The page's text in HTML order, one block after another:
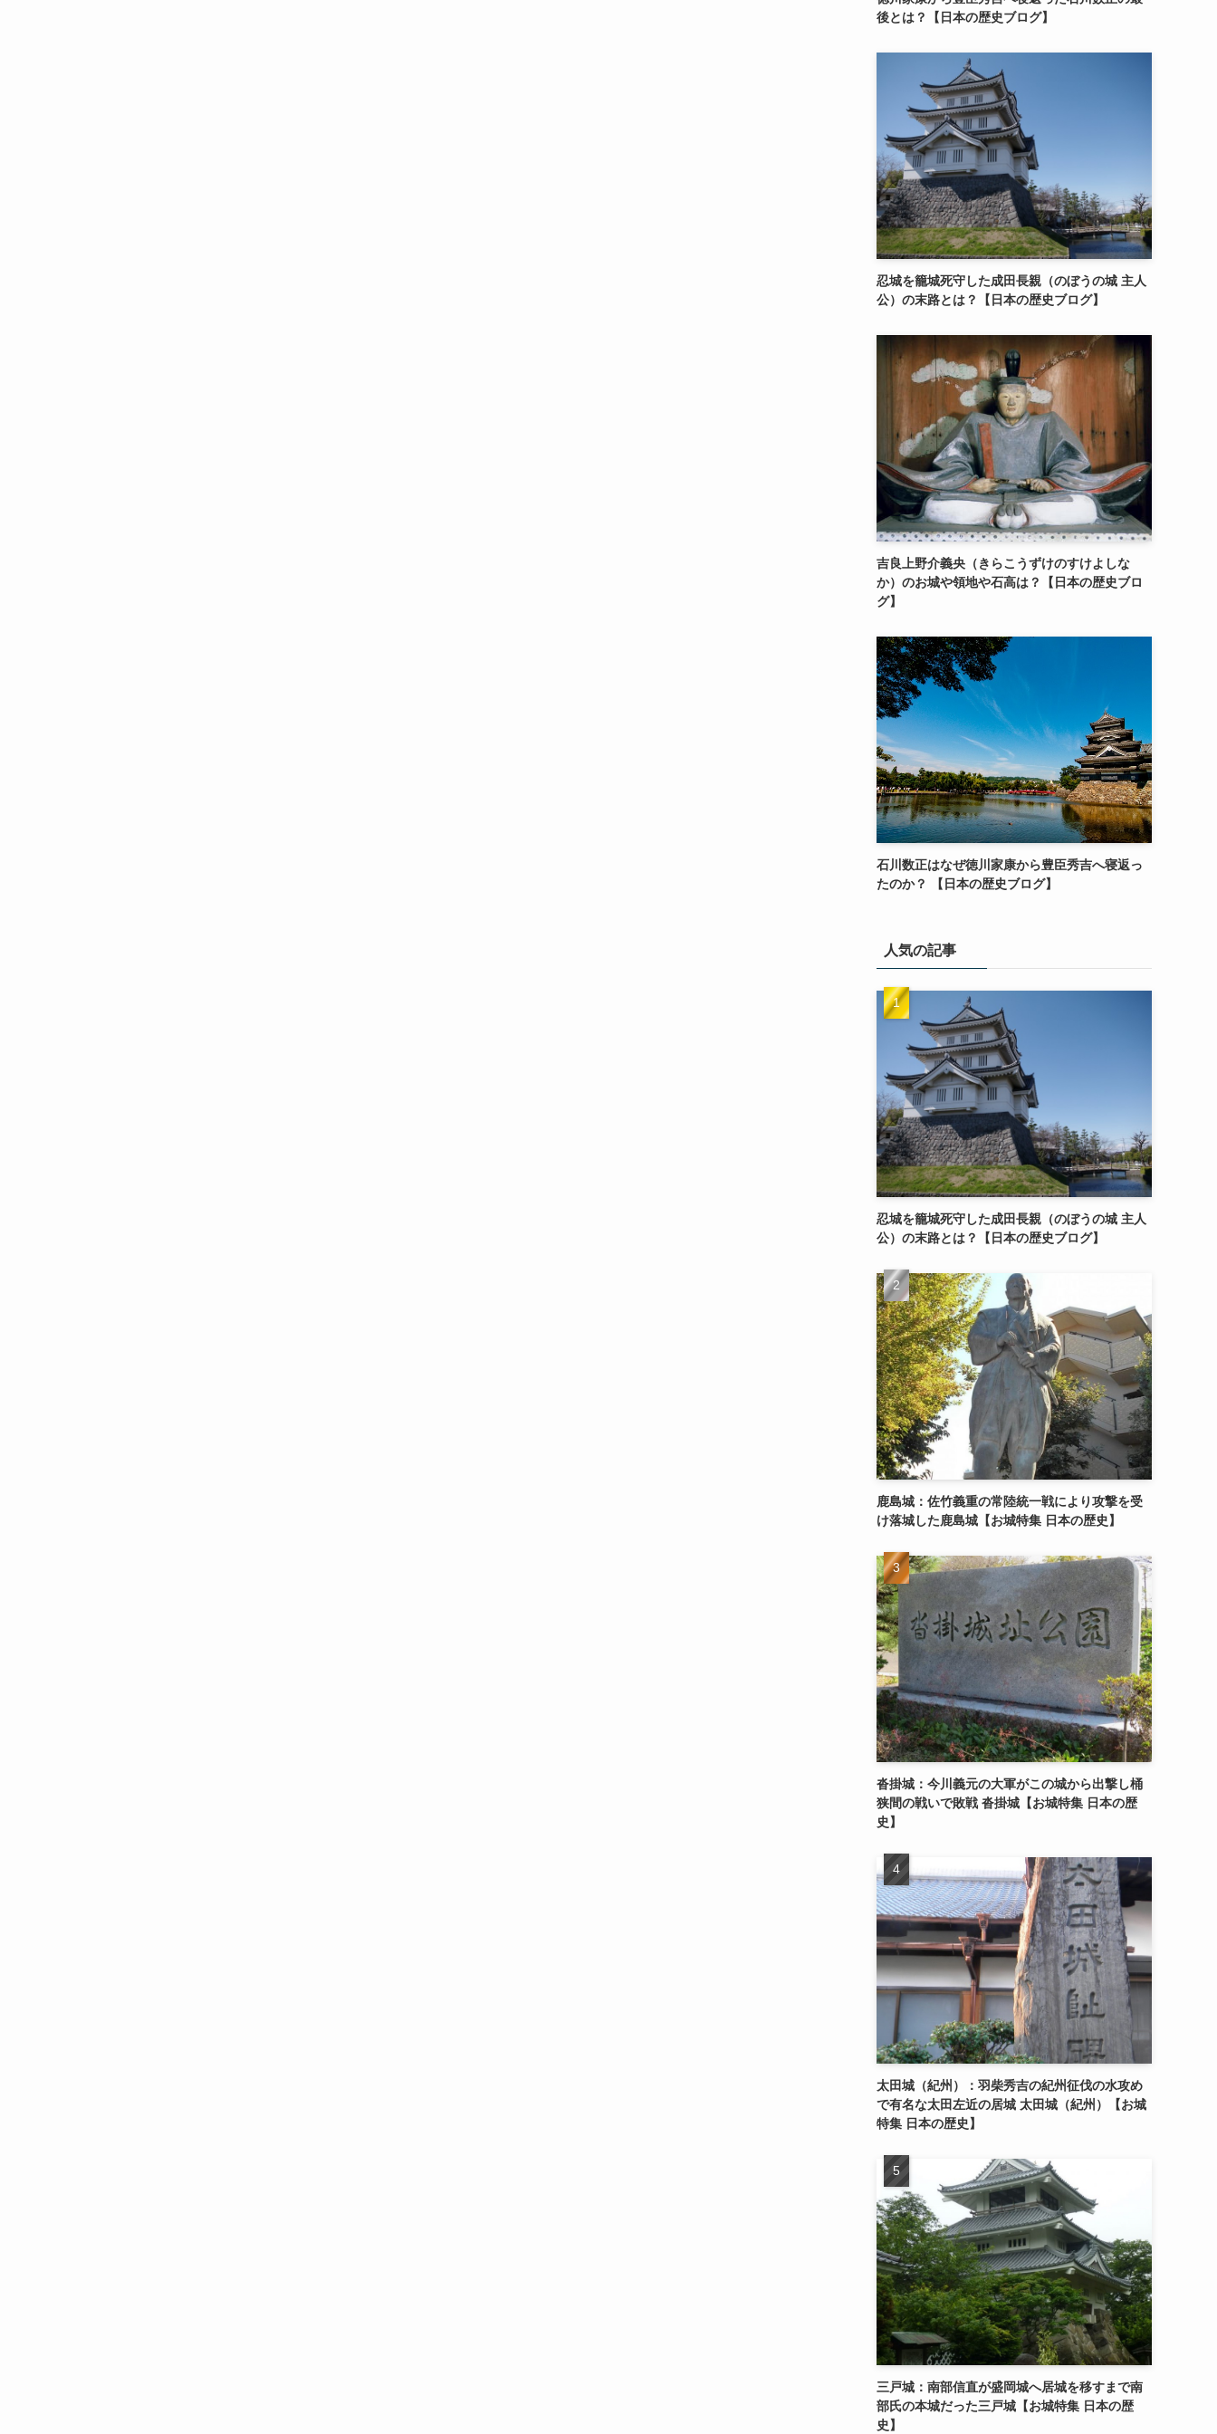
後とは？【日本の歴史ブログ】
忍城を籠城死守した成田長親（のぼうの城 主人
公）の末路とは？【日本の歴史ブログ】
吉良上野介義央（きらこうずけのすけよしな
か）のお城や領地や石高は？【日本の歴史ブロ
グ】
石川数正はなぜ徳川家康から豊臣秀吉へ寝返っ
たのか？ 【日本の歴史ブログ】
人気の記事
忍城を籠城死守した成田長親（のぼうの城 主人
公）の末路とは？【日本の歴史ブログ】
鹿島城：佐竹義重の常陸統一戦により攻撃を受
け落城した鹿島城【お城特集 日本の歴史】
沓掛城：今川義元の大軍がこの城から出撃し桶
狭間の戦いで敗戦 沓掛城【お城特集 日本の歴
史】
太田城（紀州）：羽柴秀吉の紀州征伐の水攻め
で有名な太田左近の居城 太田城（紀州）【お城
特集 日本の歴史】
三戸城：南部信直が盛岡城へ居城を移すまで南
部氏の本城だった三戸城【お城特集 日本の歴
史】